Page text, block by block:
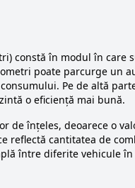
constă în modul în care
poate parcurge un
Pe de altă
o eficiență mai bună.
de înțeles, deoarece o
reflectă cantitatea de
între diferite vehicule